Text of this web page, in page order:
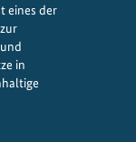
eines der
in